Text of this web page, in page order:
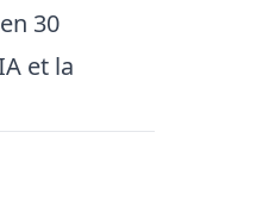
30
et la